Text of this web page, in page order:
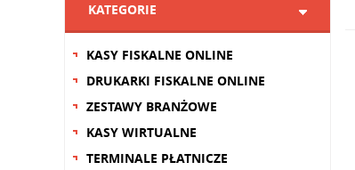
KATEGORIE
KASY FISKALNE ONLINE
DRUKARKI FISKALNE ONLINE
ZESTAWY BRANŻOWE
KASY WIRTUALNE
TERMINALE PŁATNICZE